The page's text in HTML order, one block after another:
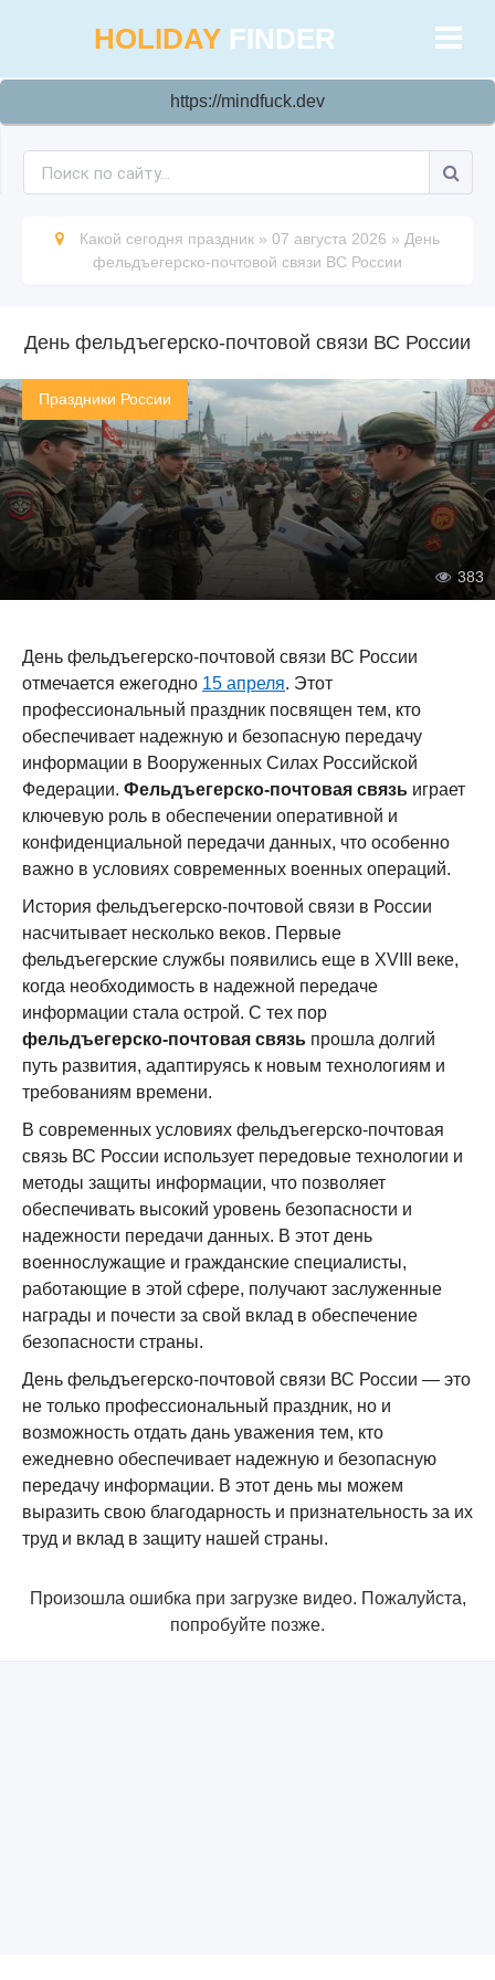
HOLIDAY FINDER
https://mindfuck.dev
Какой сегодня праздник » 07 августа 2026 » День
фельдъегерско-почтовой связи ВС России
День фельдъегерско-почтовой связи ВС России
Праздники России
383
День фельдъегерско-почтовой связи ВС России
отмечается ежегодно 15 апреля. Этот
профессиональный праздник посвящен тем, кто
обеспечивает надежную и безопасную передачу
информации в Вооруженных Силах Российской
Федерации. Фельдъегерско-почтовая связь играет
ключевую роль в обеспечении оперативной и
конфиденциальной передачи данных, что особенно
важно в условиях современных военных операций.
История фельдъегерско-почтовой связи в России
насчитывает несколько веков. Первые
фельдъегерские службы появились еще в XVIII веке,
когда необходимость в надежной передаче
информации стала острой. С тех пор
фельдъегерско-почтовая связь прошла долгий
путь развития, адаптируясь к новым технологиям и
требованиям времени.
В современных условиях фельдъегерско-почтовая
связь ВС России использует передовые технологии и
методы защиты информации, что позволяет
обеспечивать высокий уровень безопасности и
надежности передачи данных. В этот день
военнослужащие и гражданские специалисты,
работающие в этой сфере, получают заслуженные
награды и почести за свой вклад в обеспечение
безопасности страны.
День фельдъегерско-почтовой связи ВС России — это
не только профессиональный праздник, но и
возможность отдать дань уважения тем, кто
ежедневно обеспечивает надежную и безопасную
передачу информации. В этот день мы можем
выразить свою благодарность и признательность за их
труд и вклад в защиту нашей страны.
Произошла ошибка при загрузке видео. Пожалуйста,
попробуйте позже.